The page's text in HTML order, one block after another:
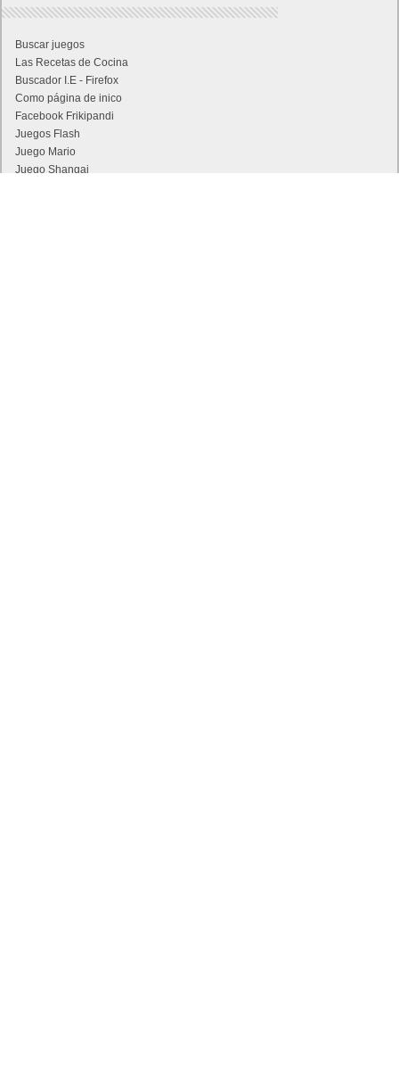
Buscar juegos
Las Recetas de Cocina
Buscador I.E - Firefox
Como página de inico
Facebook Frikipandi
Juegos Flash
Juego Mario
Juego Shangai